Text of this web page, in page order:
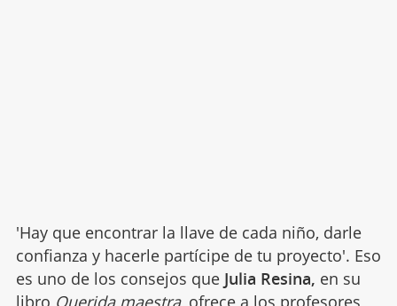
'Hay que encontrar la llave de cada niño, darle
confianza y hacerle partícipe de tu proyecto'. Eso
es uno de los consejos que Julia Resina, en su
libro Querida maestra, ofrece a los profesores